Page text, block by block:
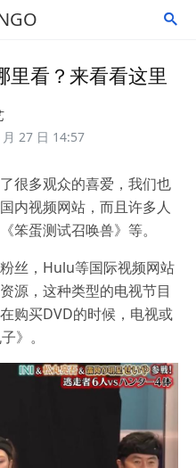

里看？来看看这里
27 日 14:57
很多观众的喜爱，我们也
内视频网站，而且许多人
笨蛋测试召唤兽》等。
丝，Hulu等国际视频网站
源，这种类型的电视节目
购买DVD的时候，电视或
》。